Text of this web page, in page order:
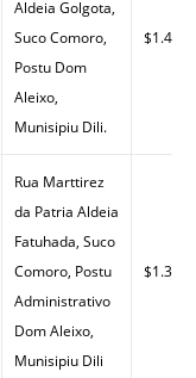
Aldeia Golgota,
Suco Comoro,
Postu Dom
Aleixo,
Munisipiu Dili.
$1.40
Rua Marttirez
da Patria Aldeia
Fatuhada, Suco
Comoro, Postu
Administrativo
Dom Aleixo,
Munisipiu Dili
$1.37